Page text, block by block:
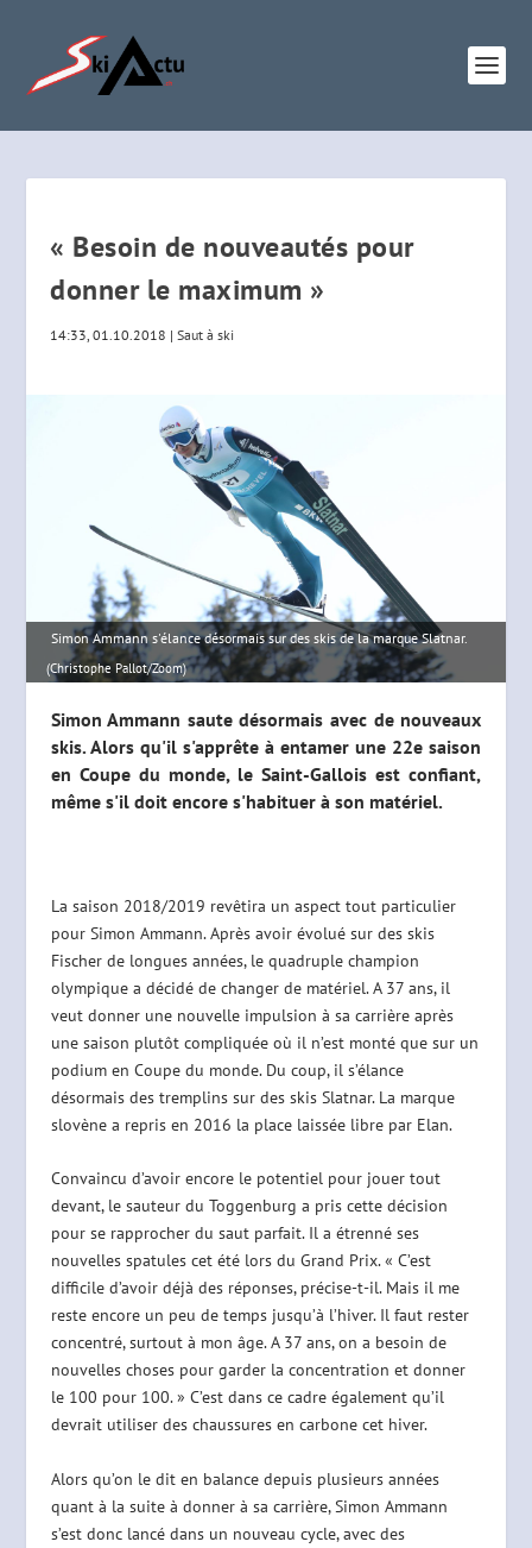
« Besoin de nouveautés pour
donner le maximum »
14:33, 01.10.2018 |Saut à ski
Simon Ammann s'élance désormais sur des skis de la marque Slatnar.
(Christophe Pallot/Zoom)
Simon Ammann saute désormais avec de nouveaux
skis. Alors qu'il s'apprête à entamer une 22e saison
en Coupe du monde, le Saint-Gallois est confiant,
même s'il doit encore s'habituer à son matériel.
La saison 2018/2019 revêtira un aspect tout particulier
pour Simon Ammann. Après avoir évolué sur des skis
Fischer de longues années, le quadruple champion
olympique a décidé de changer de matériel. A 37 ans, il
veut donner une nouvelle impulsion à sa carrière après
une saison plutôt compliquée où il n’est monté que sur un
podium en Coupe du monde. Du coup, il s’élance
désormais des tremplins sur des skis Slatnar. La marque
slovène a repris en 2016 la place laissée libre par Elan.
Convaincu d’avoir encore le potentiel pour jouer tout
devant, le sauteur du Toggenburg a pris cette décision
pour se rapprocher du saut parfait. Il a étrenné ses
nouvelles spatules cet été lors du Grand Prix. « C’est
difficile d’avoir déjà des réponses, précise-t-il. Mais il me
reste encore un peu de temps jusqu’à l’hiver. Il faut rester
concentré, surtout à mon âge. A 37 ans, on a besoin de
nouvelles choses pour garder la concentration et donner
le 100 pour 100. » C’est dans ce cadre également qu’il
devrait utiliser des chaussures en carbone cet hiver.
Alors qu’on le dit en balance depuis plusieurs années
quant à la suite à donner à sa carrière, Simon Ammann
s’est donc lancé dans un nouveau cycle, avec des